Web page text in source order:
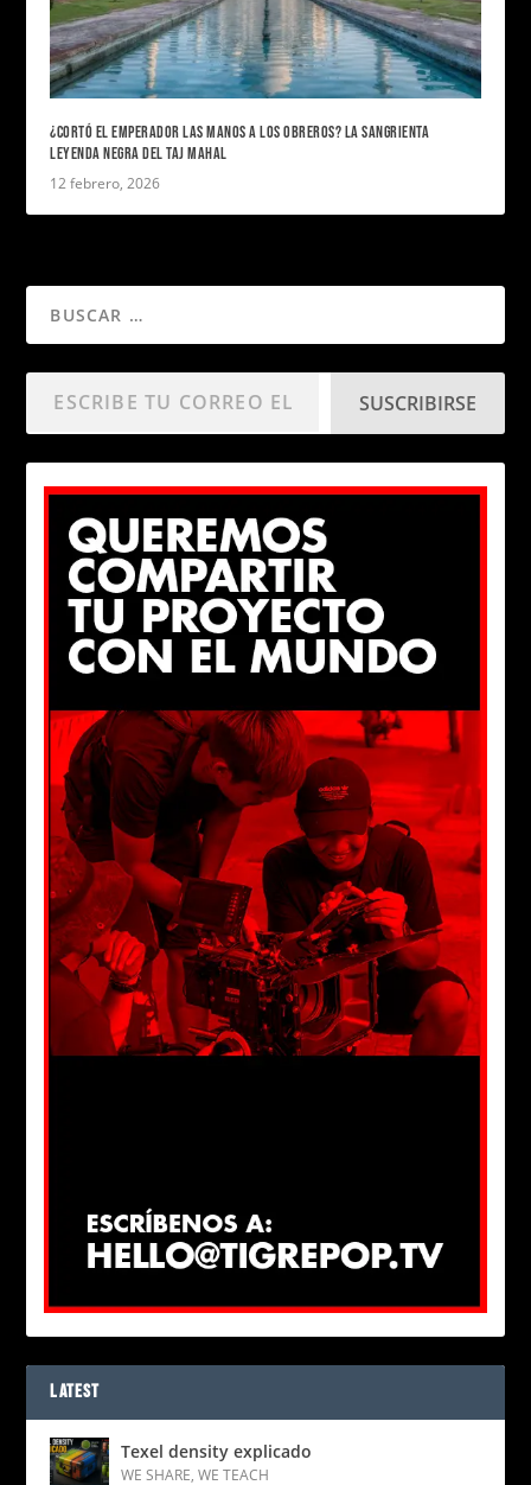
¿CORTÓ EL EMPERADOR LAS MANOS A LOS OBREROS? LA SANGRIENTA
LEYENDA NEGRA DEL TAJ MAHAL
12 febrero, 2026
SUSCRIBIRSE
LATEST
Texel density explicado
WE SHARE,WE TEACH